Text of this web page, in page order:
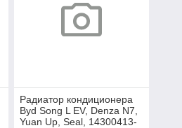
Радиатор кондиционера
Byd Song L EV, Denza N7,
Yuan Up, Seal, 14300413-